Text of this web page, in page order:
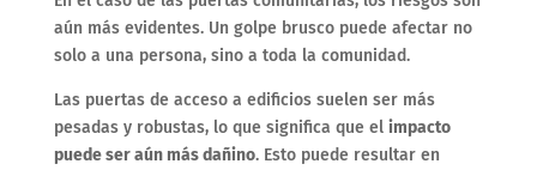
aún más evidentes. Un golpe brusco puede afectar no
solo a una persona, sino a toda la comunidad.
Las puertas de acceso a edificios suelen ser más
pesadas y robustas, lo que significa que el impacto
puede ser aún más dañino. Esto puede resultar en